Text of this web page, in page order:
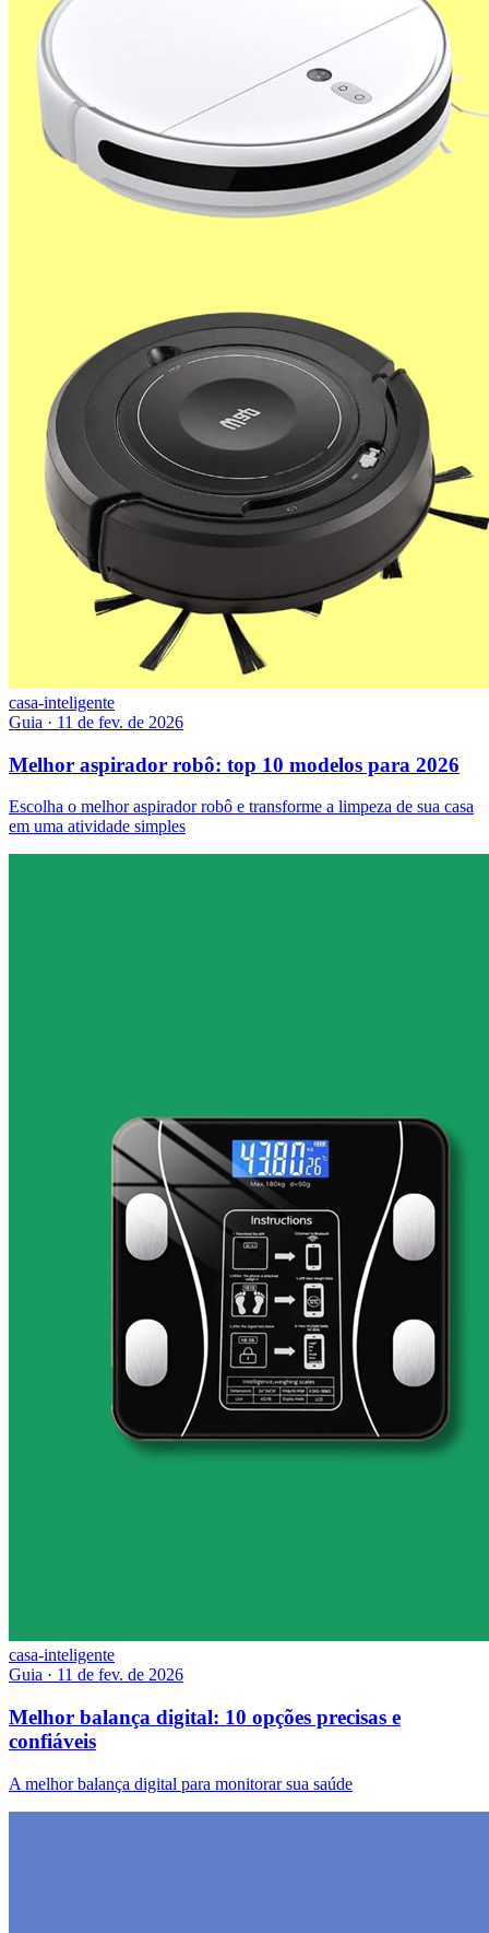
casa-inteligente
Guia · 11 de fev. de 2026
Melhor aspirador robô: top 10 modelos para 2026
Escolha o melhor aspirador robô e transforme a limpeza de sua casa
em uma atividade simples
casa-inteligente
Guia · 11 de fev. de 2026
Melhor balança digital: 10 opções precisas e
confiáveis
A melhor balança digital para monitorar sua saúde